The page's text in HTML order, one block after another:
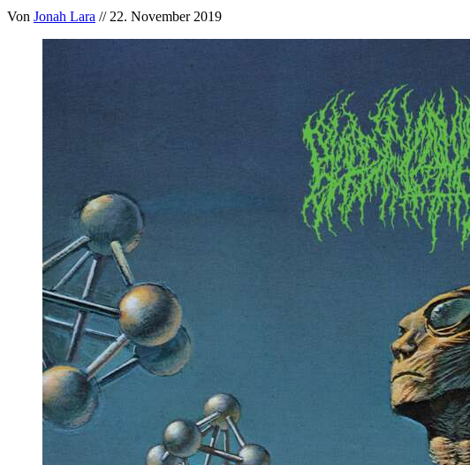
Von Jonah Lara // 22. November 2019